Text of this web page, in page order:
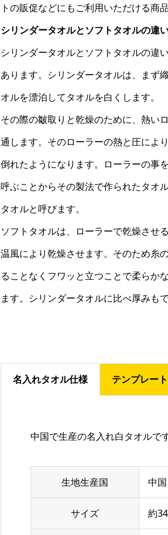
トの販促などにもご利用いただける商品
シリンダータオルとソフトタオルの違
シリンダータオルとソフトタオルの違
あります。シリンダータオルは、まず
オルを漂泊してタオルを白くします。
その際の皺取りと乾燥のために、熱い
通します。そのローラーの熱と圧によ
倒れたようになります。ローラーの事
呼ぶことからその製法で作られたタオ
タオルと呼びます。
ソフトタオルは、ローラーで乾燥させる
温風により乾燥させます。そのため糸
ることなくフワッと立つことで柔らか
ます。シリンダータオルに比べ厚みもで
名入れタオル仕様 テンプレー
中国で生産の名入れ白タオルで
生地生産国 中国
サイズ 約